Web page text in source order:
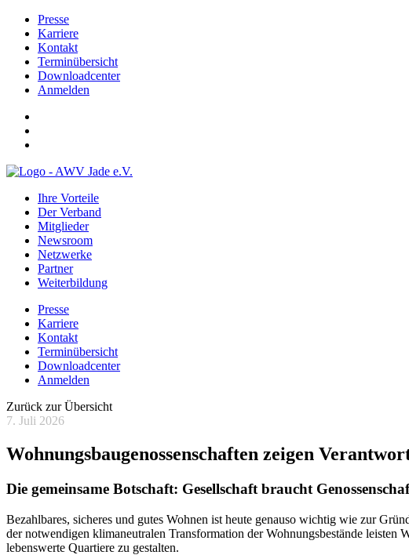
Presse
Karriere
Kontakt
Terminübersicht
Downloadcenter
Anmelden
Ihre Vorteile
Der Verband
Mitglieder
Newsroom
Netzwerke
Partner
Weiterbildung
Presse
Karriere
Kontakt
Terminübersicht
Downloadcenter
Anmelden
Zurück zur Übersicht
7. Juli 2026
Wohnungsbaugenossenschaften zeigen
Die gemeinsame Botschaft: Gesellschaft braucht
Bezahlbares, sicheres und gutes Wohnen ist heute genauso wichtig wie zur
der notwendigen klimaneutralen Transformation der Wohnungsbestände
lebenswerte Quartiere zu gestalten.